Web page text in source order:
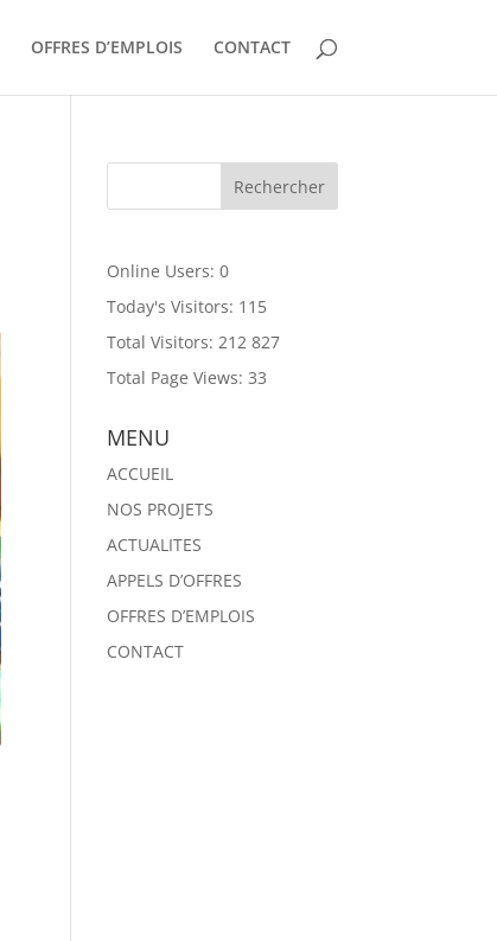
OFFRES D’EMPLOIS CONTACT
Online Users:0
Today's Visitors: 115
Total Visitors:212 827
Total Page Views:33
MENU
ACCUEIL
NOS PROJETS
ACTUALITES
APPELS D’OFFRES
OFFRES D’EMPLOIS
CONTACT